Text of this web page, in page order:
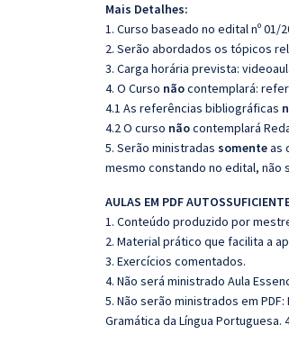
Mais Detalhes:
1. Curso baseado no edital nº 01/
2. Serão abordados os tópicos
3. Carga horária prevista:
4. O Curso nãocontemplará:
4.1 As referências bibliográficas
4.2 O curso nãocontemplará
5. Serão ministradas somenteas
mesmo constando no edital, não
AULAS EM PDF
1. Conteúdo produzido por
2. Material prático que facilita a
3. Exercícios comentados.
4. Não será ministrado Aula
5. Não serão ministrados em
Gramática da Língua Portuguesa.